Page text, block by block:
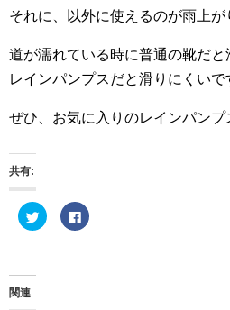
それに、以外に使えるのが雨上が
道が濡れている時に普通の靴だと
レインパンプスだと滑りにくいで
ぜひ、お気に入りのレインパンプ
共有:
ク
リ
F
a
関連